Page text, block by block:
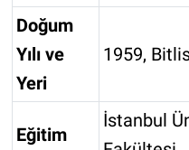
Doğum
Yılı ve
Yeri
1959,
Eğitim
İstanbul